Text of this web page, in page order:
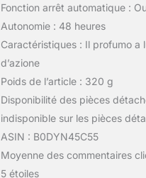
Fonction arrêt automatique :
Autonomie : 48 heures
Caractéristiques : Il profumo a
d’azione
Poids de l’article : 320 g
Disponibilité des pièces
indisponible sur les pièces
ASIN : B0DYN45C55
Moyenne des commentaires
5 étoiles